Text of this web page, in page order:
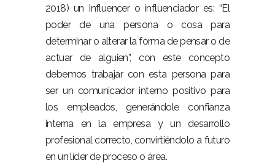
2018) un Influencer o influenciador es: “El
poder de una persona o cosa para
determinar o alterar la forma de pensar o de
actuar de alguien”, con este concepto
debemos trabajar con esta persona para
ser un comunicador interno positivo para
los empleados, generándole confianza
interna en la empresa y un desarrollo
profesional correcto, convirtiéndolo a futuro
en un líder de proceso o área.